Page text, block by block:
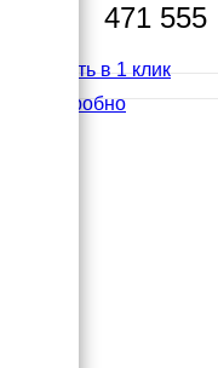
471 555
Купить в 1 клик
Подробно